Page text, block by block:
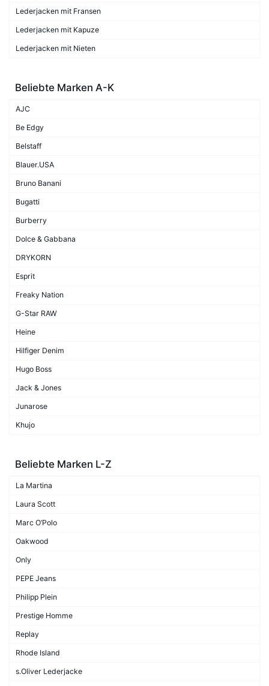
Lederjacken mit Fransen
Lederjacken mit Kapuze
Lederjacken mit Nieten
Beliebte Marken A-K
AJC
Be Edgy
Belstaff
Blauer.USA
Bruno Banani
Bugatti
Burberry
Dolce & Gabbana
DRYKORN
Esprit
Freaky Nation
G-Star RAW
Heine
Hilfiger Denim
Hugo Boss
Jack & Jones
Junarose
Khujo
Beliebte Marken L-Z
La Martina
Laura Scott
Marc O’Polo
Oakwood
Only
PEPE Jeans
Philipp Plein
Prestige Homme
Replay
Rhode Island
s.Oliver Lederjacke